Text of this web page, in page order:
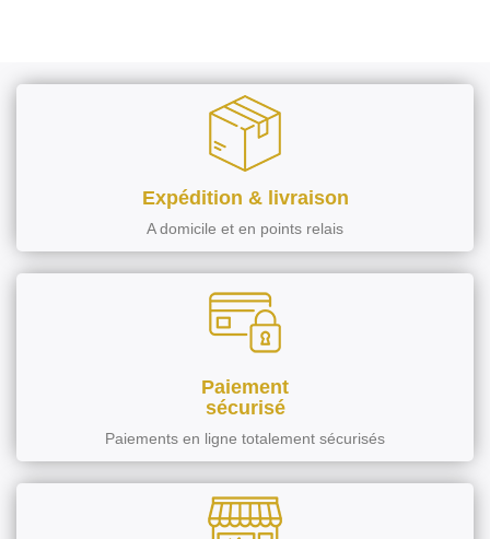
Expédition & livraison
A domicile et en points relais
Paiement
sécurisé
Paiements en ligne totalement sécurisés